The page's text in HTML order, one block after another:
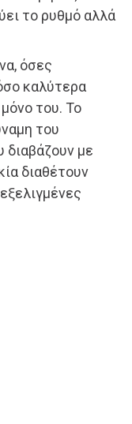
το ρυθμό αλλά
όσες
καλύτερα
μόνο του. Το
του
με
διαθέτουν